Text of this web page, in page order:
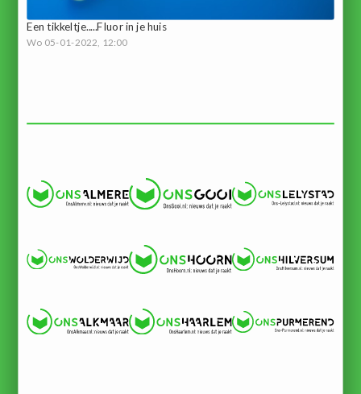
Een tikkeltje.....Fluor in je huis
Wo 05-01-2022, 12:00